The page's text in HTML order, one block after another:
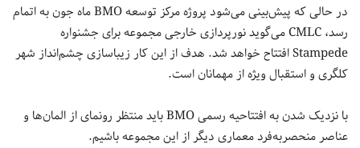
در حالی که پیش‌بینی می‌شود پروژه مرکز توسعه BMO ماه جون به اتمام
رسد، CMLC می‌گوید نورپردازی خارجی مجموعه برای جشنواره
Stampede افتتاح خواهد شد. هدف از این کار زیباسازی چشم‌انداز شهر
کلگری و استقبال ویژه از مهمانان است.
با نزدیک شدن به افتتاحیه رسمی BMO‌ باید منتظر رونمای از المان‌ها و
عناصر منحصربه‌فرد معماری دیگر از این مجموعه باشیم.